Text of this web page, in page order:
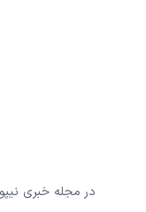
در مجله خبری